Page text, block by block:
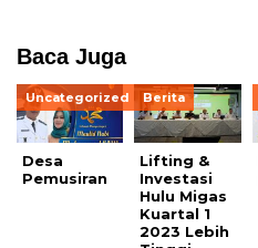
Baca Juga
Uncategorized
Desa
Pemusiran
Berita
Lifting &
Investasi
Hulu Migas
Kuartal 1
2023 Lebih